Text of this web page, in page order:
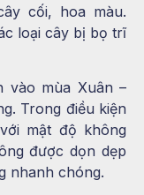
cối, hoa màu.
loại cây bị bọ trĩ
vào mùa Xuân –
Trong điều kiện
mật độ không
được dọn dẹp
nhanh chóng.